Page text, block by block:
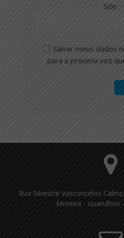
Site
Salvar meus dados
para a próxima vez
Rua Silvestre Vasconcelos
Moreira - Guarulhos